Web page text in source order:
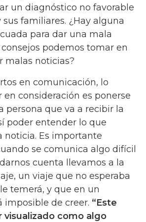
un diagnóstico no favorable
familiares. ¿Hay alguna
para dar una mala
consejos podemos tomar en
malas noticias?
en comunicación, lo
consideración es ponerse
persona que va a recibir la
poder entender lo que
noticia. Es importante
se comunica algo difícil
cuenta llevamos a la
un viaje que no esperaba
temerá, y que en un
imposible de creer. “Este
visualizado como algo